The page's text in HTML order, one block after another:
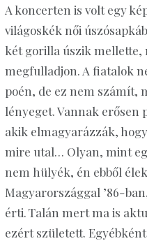
A koncerten is volt egy
világoskék női
két gorilla úszik
megfulladjon. A fiatalok
poén, de ez nem számít,
lényeget. Vannak erősen
akik elmagyarázzák,
mire utal… Olyan, mint
nem hülyék, én ebből
Magyarországgal ’86-
érti. Talán mert ma is
ezért született.